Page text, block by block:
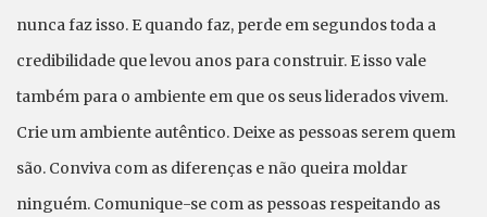
nunca faz isso. E quando faz, perde em segundos toda a
credibilidade que levou anos para construir. E isso vale
também para o ambiente em que os seus liderados vivem.
Crie um ambiente autêntico. Deixe as pessoas serem quem
são. Conviva com as diferenças e não queira moldar
ninguém. Comunique-se com as pessoas respeitando as